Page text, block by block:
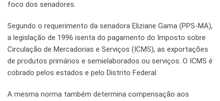
foco dos senadores.
Segundo o requerimento da senadora Eliziane Gama (PPS-MA),
a legislação de 1996 isenta do pagamento do Imposto sobre
Circulação de Mercadorias e Serviços (ICMS), as exportações
de produtos primários e semielaborados ou serviços. O ICMS é
cobrado pelos estados e pelo Distrito Federal.
A mesma norma também determina compensação aos